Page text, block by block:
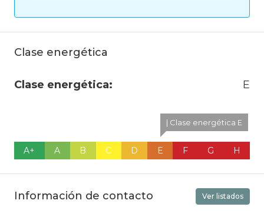
Clase energética
Clase energética: E
A+ A B C D
| Clase energética E
E F G H
Información de contacto Ver listados